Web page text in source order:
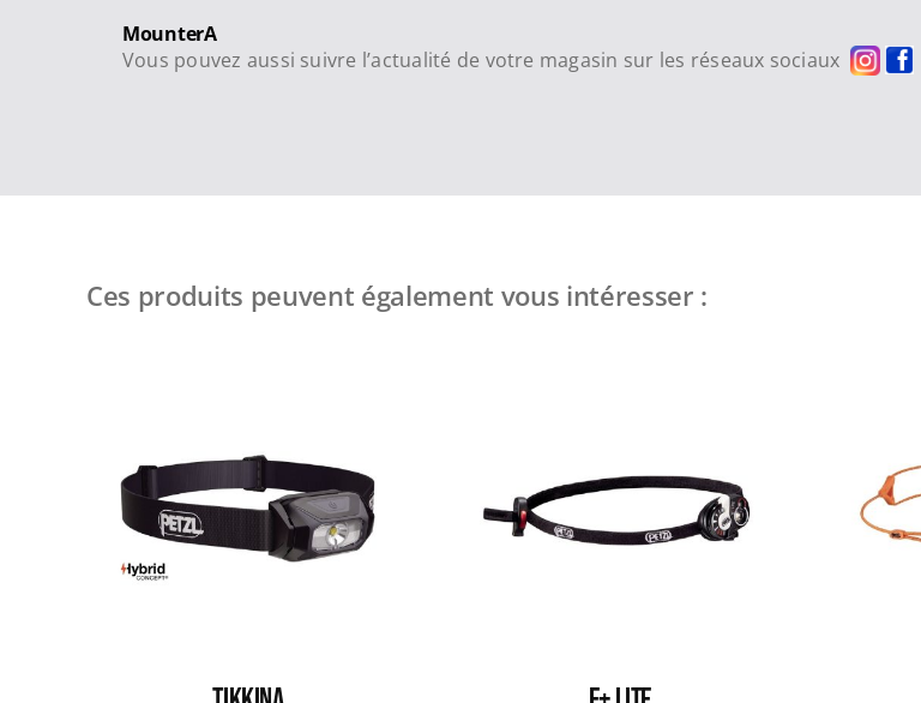
MounterA
Vous pouvez aussi suivre l’actualité de votre magasin sur les réseaux sociaux
Ces produits peuvent également vous intéresser :